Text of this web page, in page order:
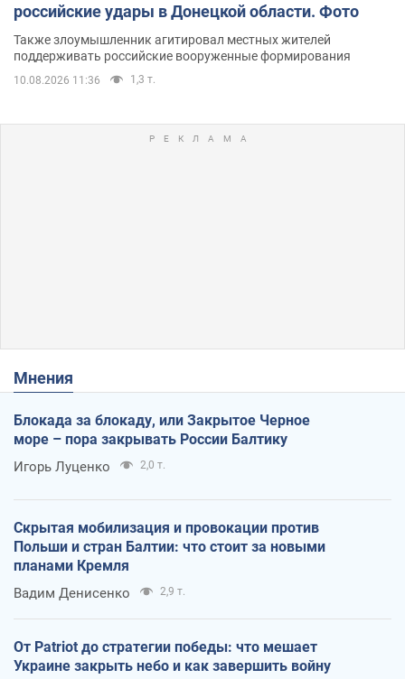
российские удары в Донецкой области. Фото
Также злоумышленник агитировал местных жителей
поддерживать российские вооруженные формирования
10.08.2026 11:36 1,3 т.
Мнения
Блокада за блокаду, или Закрытое Черное
море – пора закрывать России Балтику
Игорь Луценко 2,0 т.
Скрытая мобилизация и провокации против
Польши и стран Балтии: что стоит за новыми
планами Кремля
Вадим Денисенко 2,9 т.
От Patriot до стратегии победы: что мешает
Украине закрыть небо и как завершить войну